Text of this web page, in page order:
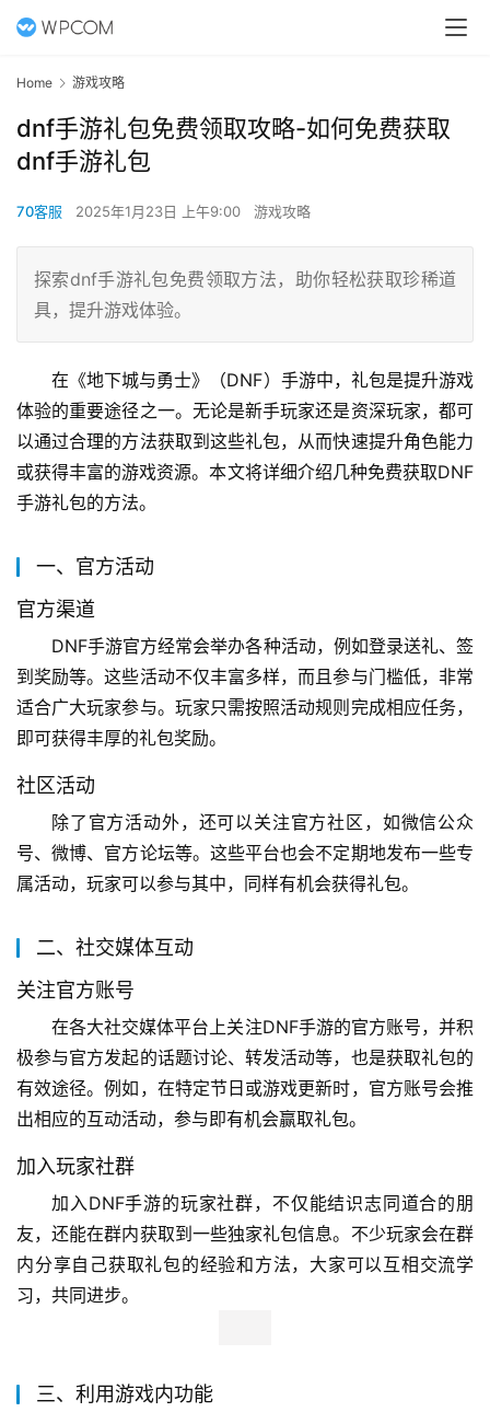
Home 游戏攻略
dnf手游礼包免费领取攻略-如何免费获取
dnf手游礼包
70客服 2025年1月23日 上午9:00 游戏攻略
探索dnf手游礼包免费领取方法，助你轻松获取珍稀道
具，提升游戏体验。
在《地下城与勇士》（DNF）手游中，礼包是提升游戏
体验的重要途径之一。无论是新手玩家还是资深玩家，都可
以通过合理的方法获取到这些礼包，从而快速提升角色能力
或获得丰富的游戏资源。本文将详细介绍几种免费获取DNF
手游礼包的方法。
一、官方活动
官方渠道
DNF手游官方经常会举办各种活动，例如登录送礼、签
到奖励等。这些活动不仅丰富多样，而且参与门槛低，非常
适合广大玩家参与。玩家只需按照活动规则完成相应任务，
即可获得丰厚的礼包奖励。
社区活动
除了官方活动外，还可以关注官方社区，如微信公众
号、微博、官方论坛等。这些平台也会不定期地发布一些专
属活动，玩家可以参与其中，同样有机会获得礼包。
二、社交媒体互动
关注官方账号
在各大社交媒体平台上关注DNF手游的官方账号，并积
极参与官方发起的话题讨论、转发活动等，也是获取礼包的
有效途径。例如，在特定节日或游戏更新时，官方账号会推
出相应的互动活动，参与即有机会赢取礼包。
加入玩家社群
加入DNF手游的玩家社群，不仅能结识志同道合的朋
友，还能在群内获取到一些独家礼包信息。不少玩家会在群
内分享自己获取礼包的经验和方法，大家可以互相交流学
习，共同进步。
三、利用游戏内功能